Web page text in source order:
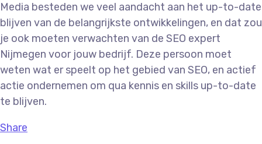
Media besteden we veel aandacht aan het up-to-date
blijven van de belangrijkste ontwikkelingen, en dat zou
je ook moeten verwachten van de SEO expert
Nijmegen voor jouw bedrijf. Deze persoon moet
weten wat er speelt op het gebied van SEO, en actief
actie ondernemen om qua kennis en skills up-to-date
te blijven.
Share